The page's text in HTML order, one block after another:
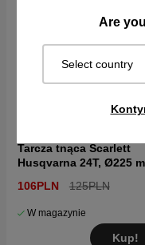
Are
Select country
Tarcza tnąca Scarlett
Husqvarna 24T, Ø225
106PLN 125PLN
W magazynie
Kup!